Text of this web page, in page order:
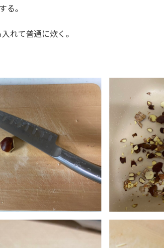
る。
れて普通に炊く。